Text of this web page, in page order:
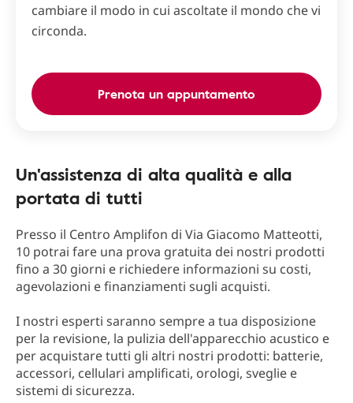
cambiare il modo in cui ascoltate il mondo che vi
circonda.
Prenota un appuntamento
Un'assistenza di alta qualità e alla
portata di tutti
Presso il Centro Amplifon di Via Giacomo Matteotti,
10 potrai fare una prova gratuita dei nostri prodotti
fino a 30 giorni e richiedere informazioni su costi,
agevolazioni e finanziamenti sugli acquisti.
I nostri esperti saranno sempre a tua disposizione
per la revisione, la pulizia dell'apparecchio acustico e
per acquistare tutti gli altri nostri prodotti: batterie,
accessori, cellulari amplificati, orologi, sveglie e
sistemi di sicurezza.